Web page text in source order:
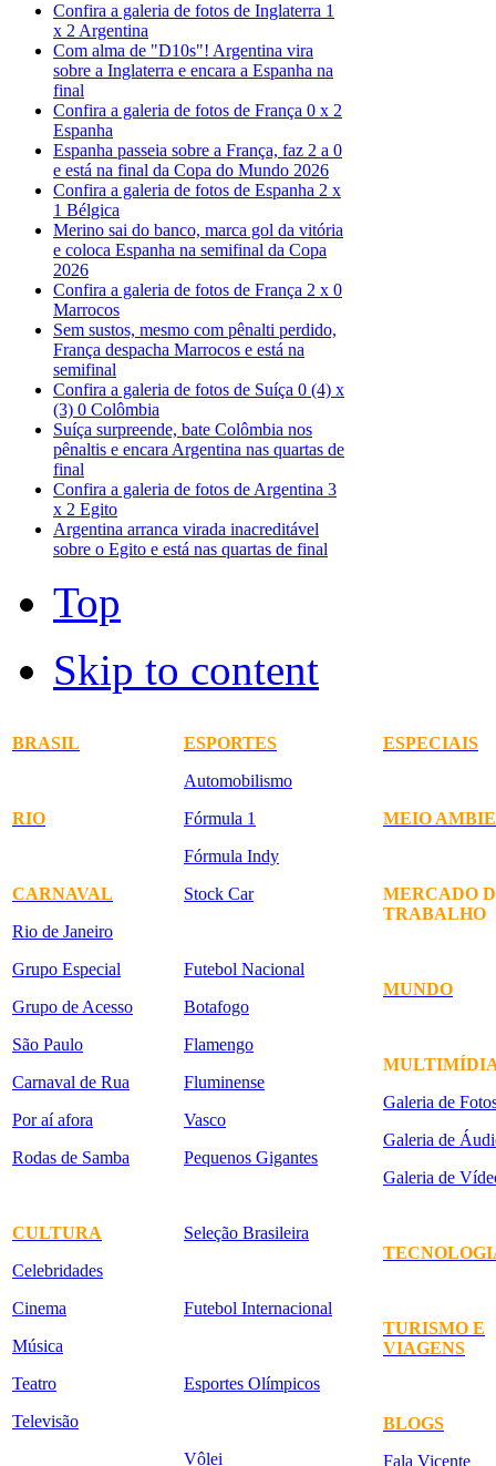
Confira a galeria de fotos de Inglaterra 1
x 2 Argentina
Com alma de "D10s"! Argentina vira
sobre a Inglaterra e encara a Espanha na
final
Confira a galeria de fotos de França 0 x 2
Espanha
Espanha passeia sobre a França, faz 2 a 0
e está na final da Copa do Mundo 2026
Confira a galeria de fotos de Espanha 2 x
1 Bélgica
Merino sai do banco, marca gol da vitória
e coloca Espanha na semifinal da Copa
2026
Confira a galeria de fotos de França 2 x 0
Marrocos
Sem sustos, mesmo com pênalti perdido,
França despacha Marrocos e está na
semifinal
Confira a galeria de fotos de Suíça 0 (4) x
(3) 0 Colômbia
Suíça surpreende, bate Colômbia nos
pênaltis e encara Argentina nas quartas de
final
Confira a galeria de fotos de Argentina 3
x 2 Egito
Argentina arranca virada inacreditável
sobre o Egito e está nas quartas de final
Top
Skip to content
BRASIL
RIO
CARNAVAL
Rio de Janeiro
Grupo Especial
Grupo de Acesso
São Paulo
Carnaval de Rua
Por aí afora
Rodas de Samba
CULTURA
Celebridades
Cinema
Música
Teatro
Televisão
ESPORTES
Automobilismo
Fórmula 1
Fórmula Indy
Stock Car
Futebol Nacional
Botafogo
Flamengo
Fluminense
Vasco
Pequenos Gigantes
Seleção Brasileira
Futebol Internacional
Esportes Olímpicos
Vôlei
ESPECIAIS
MEIO
MERCADO
TRABALHO
MUNDO
Galeria de
Galeria de
Galeria de
TURISMO E
VIAGENS
BLOGS
Fala Vicente